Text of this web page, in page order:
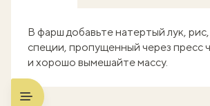
В фарш добавьте натертый лук,
специи, пропущенный через пресс
и хорошо вымешайте массу.